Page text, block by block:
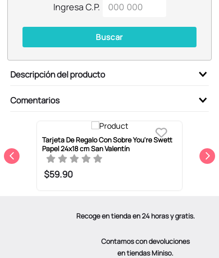
Ingresa C.P.
Buscar
Descripción del producto
Comentarios
Tarjeta De Regalo Con Sobre You're Swett
Papel 24x18 cm San Valentín
$59.90
Recoge en tienda en 24 horas y gratis.
Contamos con devoluciones
en tiendas Miniso.